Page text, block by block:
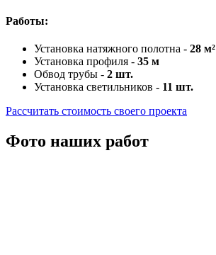
Работы:
Установка натяжного полотна - 28 м²
Установка профиля - 35 м
Обвод трубы - 2 шт.
Установка светильников - 11 шт.
Рассчитать стоимость своего проекта
Фото наших работ